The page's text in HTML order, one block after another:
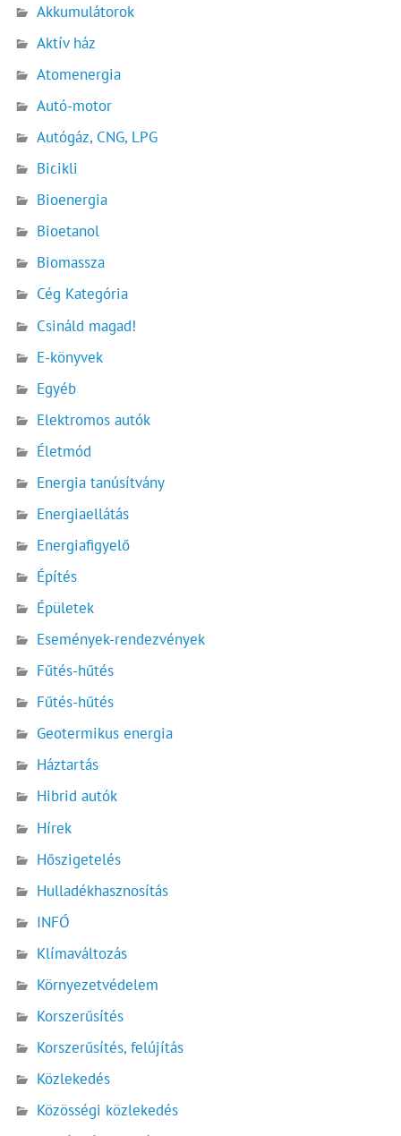
Akkumulátorok
Aktív ház
Atomenergia
Autó-motor
Autógáz, CNG, LPG
Bicikli
Bioenergia
Bioetanol
Biomassza
Cég Kategória
Csináld magad!
E-könyvek
Egyéb
Elektromos autók
Életmód
Energia tanúsítvány
Energiaellátás
Energiafigyelő
Építés
Épületek
Események-rendezvények
Fűtés-hűtés
Fűtés-hűtés
Geotermikus energia
Háztartás
Hibrid autók
Hírek
Hőszigetelés
Hulladékhasznosítás
INFÓ
Klímaváltozás
Környezetvédelem
Korszerűsítés
Korszerűsítés, felújítás
Közlekedés
Közösségi közlekedés